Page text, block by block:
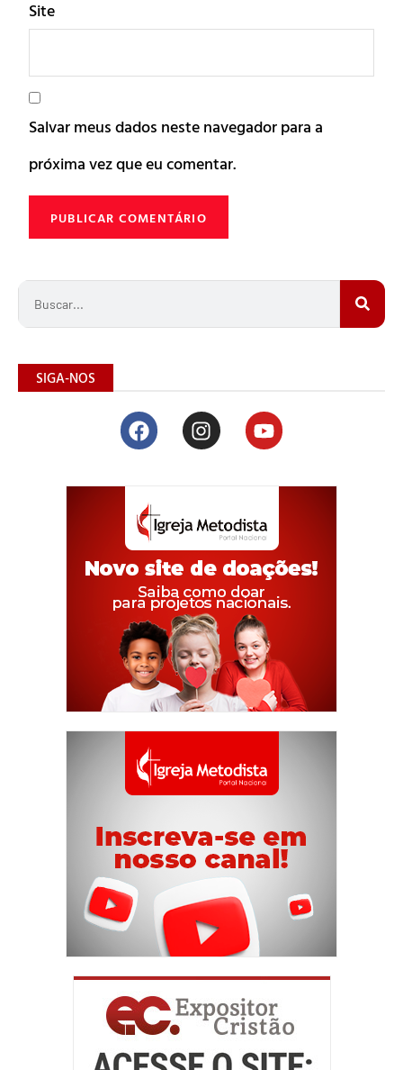
Site
Salvar meus dados neste navegador para a
próxima vez que eu comentar.
SIGA-NOS